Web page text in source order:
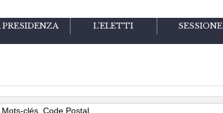
PRESIDENZA L'ELETTI SESSIONE